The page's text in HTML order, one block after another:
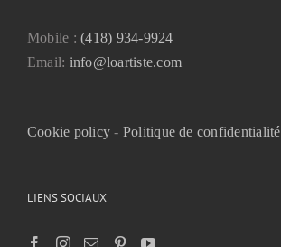
Mobile :(418) 934-9924
Email: info@loartiste.com
Cookie policy - Politique de confidentialité
LIENS SOCIAUX